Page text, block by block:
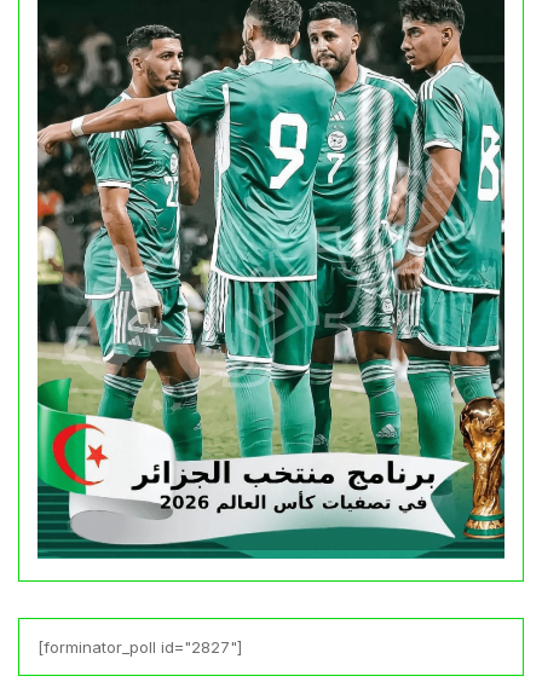
[forminator_poll id="2827"]